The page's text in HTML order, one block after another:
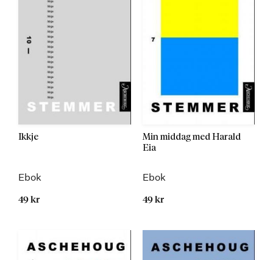
Ikkje
Ebok
49 kr
Min middag med Harald
Eia
Ebok
49 kr